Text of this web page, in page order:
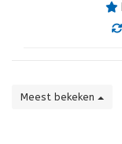
Meest bekeken